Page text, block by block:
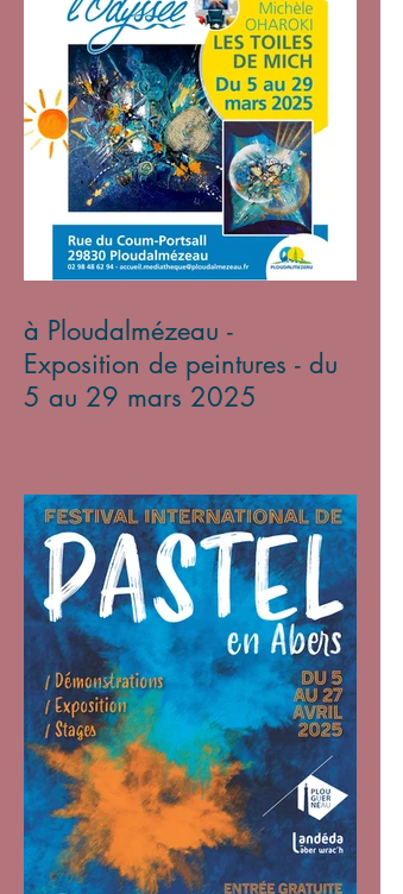
à Ploudalmézeau -
Exposition de peintures - du
5 au 29 mars 2025